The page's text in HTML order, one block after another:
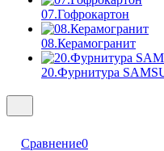
07.Гофрокартон
08.Керамогранит
20.Фурнитура
Сравнение0